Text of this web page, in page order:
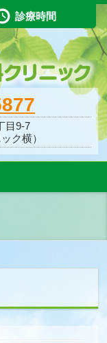
診療時間
目9-7
ク横）